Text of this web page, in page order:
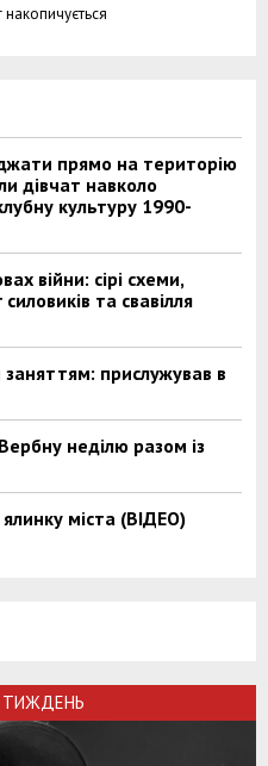
прямо на територію
дівчат навколо
культуру 1990-
війни: сірі схеми,
та свавілля
прислужував в
неділю разом із
міста (ВІДЕО)
ТИЖДЕНЬ